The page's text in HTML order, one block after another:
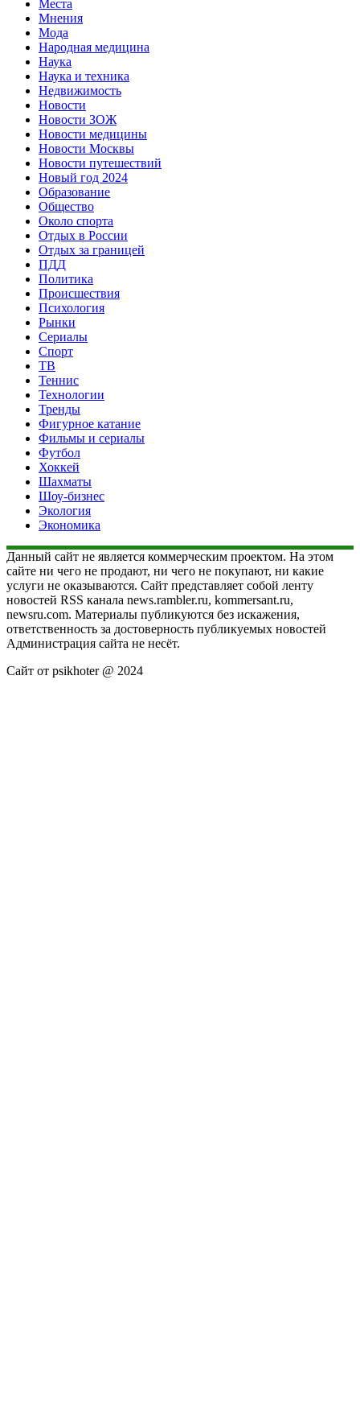
Места
Мнения
Мода
Народная медицина
Наука
Наука и техника
Недвижимость
Новости
Новости ЗОЖ
Новости медицины
Новости Москвы
Новости путешествий
Новый год 2024
Образование
Общество
Около спорта
Отдых в России
Отдых за границей
ПДД
Политика
Происшествия
Психология
Рынки
Сериалы
Спорт
ТВ
Теннис
Технологии
Тренды
Фигурное катание
Фильмы и сериалы
Футбол
Хоккей
Шахматы
Шоу-бизнес
Экология
Экономика
Данный сайт не является коммерческим проектом. На этом
сайте ни чего не продают, ни чего не покупают, ни какие
услуги не оказываются. Сайт представляет собой ленту
новостей RSS канала news.rambler.ru, kommersant.ru,
newsru.com. Материалы публикуются без искажения,
ответственность за достоверность публикуемых новостей
Администрация сайта не несёт.
Сайт от psikhoter @ 2024